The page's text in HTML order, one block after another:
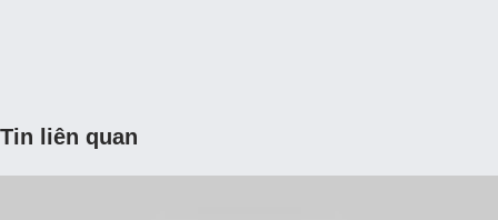
Tin liên quan